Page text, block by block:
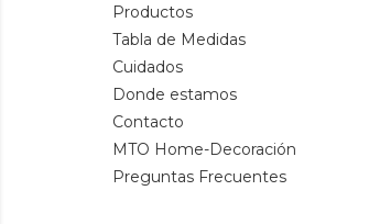
Productos
Tabla de Medidas
Cuidados
Donde estamos
Contacto
MTO Home-Decoración
Preguntas Frecuentes